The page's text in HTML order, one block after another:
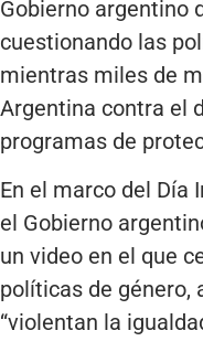
Gobierno argentino
cuestionando las
mientras miles de
Argentina contra el
programas de
En el marco del Día
el Gobierno
un video en el que
políticas de género,
“violentan la